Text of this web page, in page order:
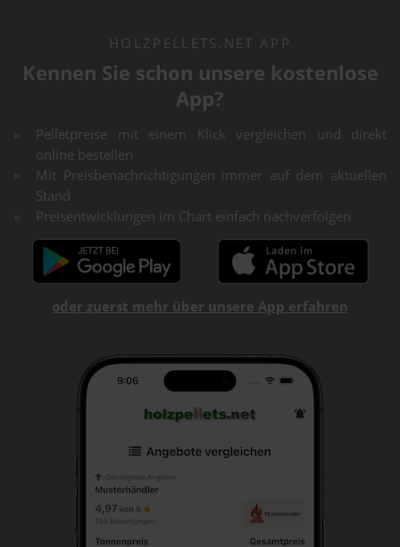
HOLZPELLETS.NET APP
Kennen Sie schon unsere kostenlose
App?
Pelletpreise mit einem Klick vergleichen und direkt
online bestellen
Mit Preisbenachrichtigungen immer auf dem aktuellen
Stand
Preisentwicklungen im Chart einfach nachverfolgen
oder zuerst mehr über unsere App erfahren